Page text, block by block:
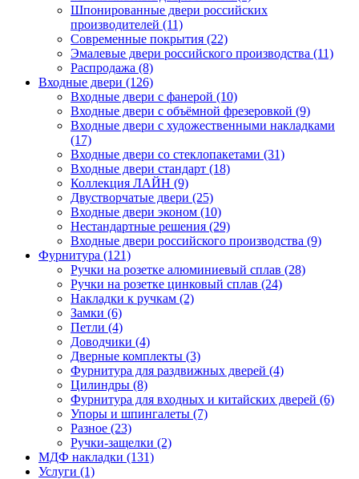
Шпонированные двери российских
производителей (11)
Современные покрытия (22)
Эмалевые двери российского производства (11)
Распродажа (8)
Входные двери (126)
Входные двери с фанерой (10)
Входные двери с объёмной фрезеровкой (9)
Входные двери с художественными накладками
(17)
Входные двери со стеклопакетами (31)
Входные двери стандарт (18)
Коллекция ЛАЙН (9)
Двустворчатые двери (25)
Входные двери эконом (10)
Нестандартные решения (29)
Входные двери российского производства (9)
Фурнитура (121)
Ручки на розетке алюминиевый сплав (28)
Ручки на розетке цинковый сплав (24)
Накладки к ручкам (2)
Замки (6)
Петли (4)
Доводчики (4)
Дверные комплекты (3)
Фурнитура для раздвижных дверей (4)
Цилиндры (8)
Фурнитура для входных и китайских дверей (6)
Упоры и шпингалеты (7)
Разное (23)
Ручки-защелки (2)
МДФ накладки (131)
Услуги (1)